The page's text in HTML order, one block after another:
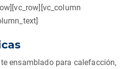
ensamblado para calefacción,